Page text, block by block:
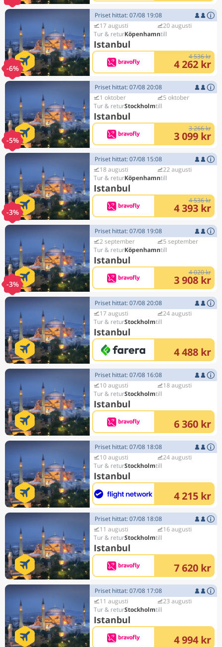
-6%
Priset hittat: 07/08 19:08
17 augusti
Köpenhamn
Istanbul
20 augusti
4 536 kr
4 262 kr
-5%
Priset hittat: 07/08 20:08
1 oktober
Stockholm
Istanbul
5 oktober
3 266 kr
3 099 kr
-3%
Priset hittat: 07/08 15:08
18 augusti
Köpenhamn
Istanbul
22 augusti
4 536 kr
4 393 kr
-3%
Priset hittat: 07/08 19:08
2 september
Köpenhamn
Istanbul
5 september
4 020 kr
3 908 kr
Priset hittat: 07/08 20:08
17 augusti
Stockholm
Istanbul
24 augusti
4 488 kr
Priset hittat: 07/08 16:08
10 augusti
Stockholm
Istanbul
18 augusti
6 360 kr
Priset hittat: 07/08 18:08
10 augusti
Stockholm
Istanbul
24 augusti
4 215 kr
Priset hittat: 07/08 18:08
11 augusti
Stockholm
Istanbul
16 augusti
7 620 kr
Priset hittat: 07/08 17:08
11 augusti
Stockholm
Istanbul
23 augusti
4 994 kr